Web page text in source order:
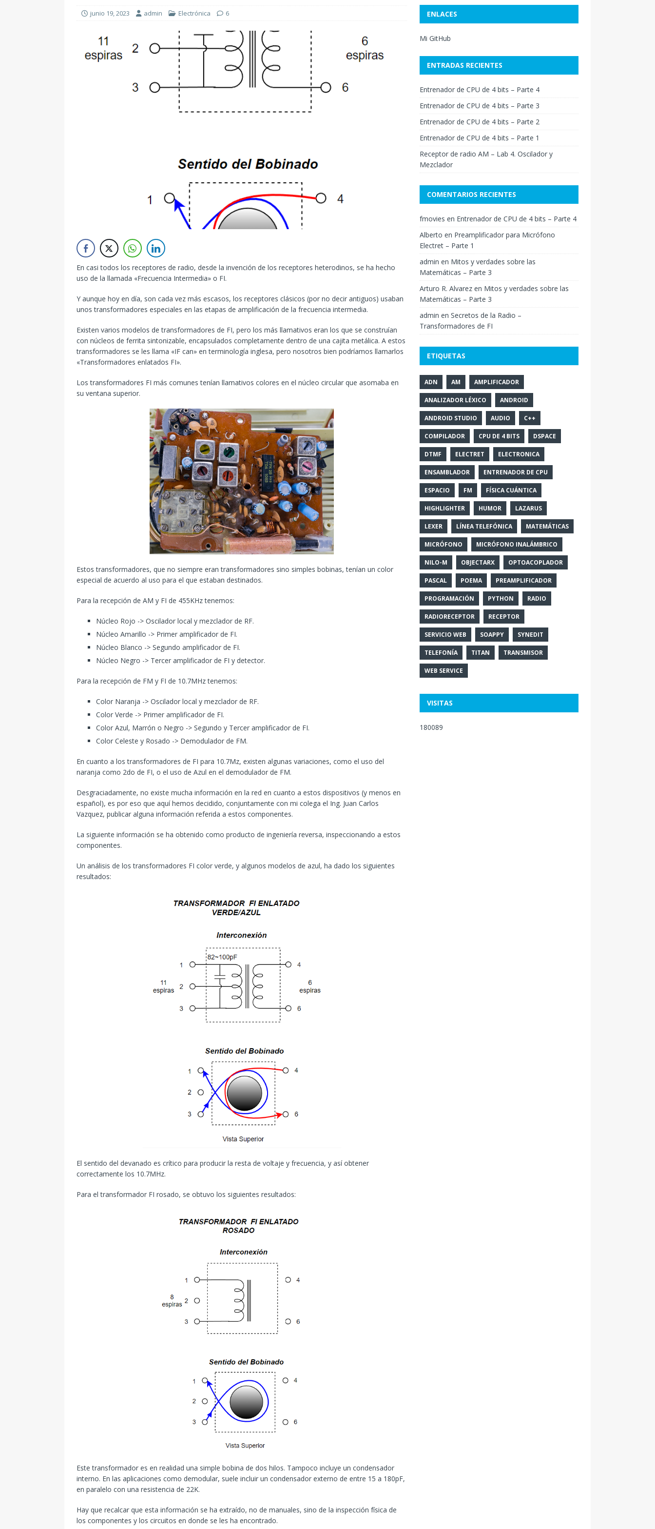
junio 19, 2023 admin Electrónica 6
En casi todos los receptores de radio, desde la invención de los receptores heterodinos, se ha hecho
uso de la llamada «Frecuencia Intermedia» o FI.
Y aunque hoy en día, son cada vez más escasos, los receptores clásicos (por no decir antiguos) usaban
unos transformadores especiales en las etapas de amplificación de la frecuencia intermedia.
Existen varios modelos de transformadores de FI, pero los más llamativos eran los que se construían
con núcleos de ferrita sintonizable, encapsulados completamente dentro de una cajita metálica. A estos
transformadores se les llama «IF can» en terminología inglesa, pero nosotros bien podríamos llamarlos
«Transformadores enlatados FI».
Los transformadores FI más comunes tenían llamativos colores en el núcleo circular que asomaba en
su ventana superior.
Estos transformadores, que no siempre eran transformadores sino simples bobinas, tenían un color
especial de acuerdo al uso para el que estaban destinados.
Para la recepción de AM y FI de 455KHz tenemos:
Núcleo Rojo -> Oscilador local y mezclador de RF.
Núcleo Amarillo -> Primer amplificador de FI.
Núcleo Blanco -> Segundo amplificador de FI.
Núcleo Negro -> Tercer amplificador de FI y detector.
Para la recepción de FM y FI de 10.7MHz tenemos:
Color Naranja -> Oscilador local y mezclador de RF.
Color Verde -> Primer amplificador de FI.
Color Azul, Marrón o Negro -> Segundo y Tercer amplificador de FI.
Color Celeste y Rosado -> Demodulador de FM.
En cuanto a los transformadores de FI para 10.7Mz, existen algunas variaciones, como el uso del
naranja como 2do de FI, o el uso de Azul en el demodulador de FM.
Desgraciadamente, no existe mucha información en la red en cuanto a estos dispositivos (y menos en
español), es por eso que aquí hemos decidido, conjuntamente con mi colega el Ing. Juan Carlos
Vazquez, publicar alguna información referida a estos componentes.
La siguiente información se ha obtenido como producto de ingeniería reversa, inspeccionando a estos
componentes.
Un análisis de los transformadores FI color verde, y algunos modelos de azul, ha dado los siguientes
resultados:
El sentido del devanado es crítico para producir la resta de voltaje y frecuencia, y así obtener
correctamente los 10.7MHz.
Para el transformador FI rosado, se obtuvo los siguientes resultados:
Este transformador es en realidad una simple bobina de dos hilos. Tampoco incluye un condensador
interno. En las aplicaciones como demodular, suele incluir un condensador externo de entre 15 a 180pF,
en paralelo con una resistencia de 22K.
Hay que recalcar que esta información se ha extraído, no de manuales, sino de la inspección física de
los componentes y los circuitos en donde se les ha encontrado.
ENLACES
Mi GitHub
ENTRADAS RECIENTES
Entrenador de CPU de 4 bits – Parte 4
Entrenador de CPU de 4 bits – Parte 3
Entrenador de CPU de 4 bits – Parte 2
Entrenador de CPU de 4 bits – Parte 1
Receptor de radio AM – Lab 4. Oscilador y
Mezclador
COMENTARIOS RECIENTES
fmovies en Entrenador de CPU de 4 bits – Parte 4
Alberto en Preamplificador para Micrófono
Electret – Parte 1
admin en Mitos y verdades sobre las
Matemáticas – Parte 3
Arturo R. Alvarezen Mitos y verdades sobre las
Matemáticas – Parte 3
admin en Secretos de la Radio –
Transformadores de FI
ETIQUETAS
ADN AM AMPLIFICADOR
ANALIZADOR LÉXICO ANDROID
ANDROID STUDIO AUDIO C++
COMPILADOR CPU DE 4 BITS DSPACE
DTMF ELECTRET ELECTRONICA
ENSAMBLADOR ENTRENADOR DE CPU
ESPACIO FM FÍSICA CUÁNTICA
HIGHLIGHTER HUMOR LAZARUS
LEXER LÍNEA TELEFÓNICA MATEMÁTICAS
MICRÓFONO MICRÓFONO INALÁMBRICO
NILO-M OBJECTARX OPTOACOPLADOR
PASCAL POEMA PREAMPLIFICADOR
PROGRAMACIÓN PYTHON RADIO
RADIORECEPTOR RECEPTOR
SERVICIO WEB SOAPPY SYNEDIT
TELEFONÍA TITAN TRANSMISOR
WEB SERVICE
VISITAS
180089